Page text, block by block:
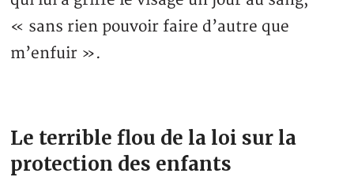
« sans rien pouvoir faire d’autre que
m’enfuir ».
Le terrible flou de la loi sur la
protection des enfants